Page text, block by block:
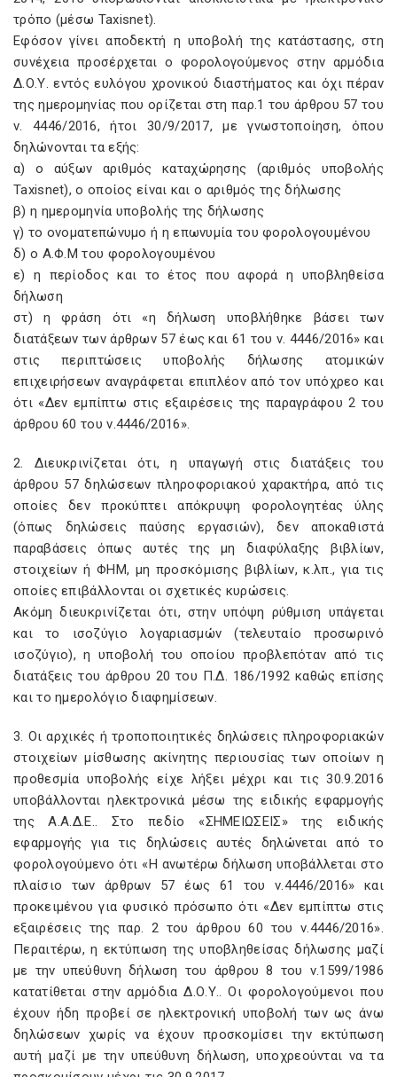
τρόπο (μέσω Taxisnet).
Εφόσον γίνει αποδεκτή η υποβολή της κατάστασης, στη
συνέχεια προσέρχεται ο φορολογούμενος στην αρμόδια
Δ.Ο.Υ. εντός ευλόγου χρονικού διαστήματος και όχι πέραν
της ημερομηνίας που ορίζεται στη παρ.1 του άρθρου 57 του
ν. 4446/2016, ήτοι 30/9/2017, με γνωστοποίηση, όπου
δηλώνονται τα εξής:
α) ο αύξων αριθμός καταχώρησης (αριθμός υποβολής
Taxisnet), ο οποίος είναι και ο αριθμός της δήλωσης
β) η ημερομηνία υποβολής της δήλωσης
γ) το ονοματεπώνυμο ή η επωνυμία του φορολογουμένου
δ) ο Α.Φ.Μ του φορολογουμένου
ε) η περίοδος και το έτος που αφορά η υποβληθείσα
δήλωση
στ) η φράση ότι «η δήλωση υποβλήθηκε βάσει των
διατάξεων των άρθρων 57 έως και 61 του ν. 4446/2016» και
στις περιπτώσεις υποβολής δήλωσης ατομικών
επιχειρήσεων αναγράφεται επιπλέον από τον υπόχρεο και
ότι «Δεν εμπίπτω στις εξαιρέσεις της παραγράφου 2 του
άρθρου 60 του ν.4446/2016».
2. Διευκρινίζεται ότι, η υπαγωγή στις διατάξεις του
άρθρου 57 δηλώσεων πληροφοριακού χαρακτήρα, από τις
οποίες δεν προκύπτει απόκρυψη φορολογητέας ύλης
(όπως δηλώσεις παύσης εργασιών), δεν αποκαθιστά
παραβάσεις όπως αυτές της μη διαφύλαξης βιβλίων,
στοιχείων ή ΦΗΜ, μη προσκόμισης βιβλίων, κ.λπ., για τις
οποίες επιβάλλονται οι σχετικές κυρώσεις.
Ακόμη διευκρινίζεται ότι, στην υπόψη ρύθμιση υπάγεται
και το ισοζύγιο λογαριασμών (τελευταίο προσωρινό
ισοζύγιο), η υποβολή του οποίου προβλεπόταν από τις
διατάξεις του άρθρου 20 του Π.Δ. 186/1992 καθώς επίσης
και το ημερολόγιο διαφημίσεων.
3. Οι αρχικές ή τροποποιητικές δηλώσεις πληροφοριακών
στοιχείων μίσθωσης ακίνητης περιουσίας των οποίων η
προθεσμία υποβολής είχε λήξει μέχρι και τις 30.9.2016
υποβάλλονται ηλεκτρονικά μέσω της ειδικής εφαρμογής
της Α.Α.Δ.Ε.. Στο πεδίο «ΣΗΜΕΙΩΣΕΙΣ» της ειδικής
εφαρμογής για τις δηλώσεις αυτές δηλώνεται από το
φορολογούμενο ότι «Η ανωτέρω δήλωση υποβάλλεται στο
πλαίσιο των άρθρων 57 έως 61 του ν.4446/2016» και
προκειμένου για φυσικό πρόσωπο ότι «Δεν εμπίπτω στις
εξαιρέσεις της παρ. 2 του άρθρου 60 του ν.4446/2016».
Περαιτέρω, η εκτύπωση της υποβληθείσας δήλωσης μαζί
με την υπεύθυνη δήλωση του άρθρου 8 του ν.1599/1986
κατατίθεται στην αρμόδια Δ.Ο.Υ.. Οι φορολογούμενοι που
έχουν ήδη προβεί σε ηλεκτρονική υποβολή των ως άνω
δηλώσεων χωρίς να έχουν προσκομίσει την εκτύπωση
αυτή μαζί με την υπεύθυνη δήλωση, υποχρεούνται να τα